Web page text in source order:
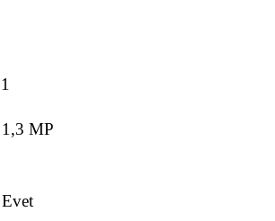
1
1,3 MP
Evet